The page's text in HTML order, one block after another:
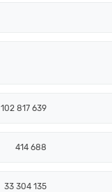
102 817 639
414 688
33 304 135